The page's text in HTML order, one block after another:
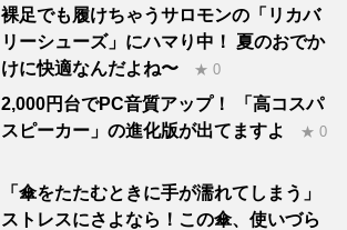
裸足でも履けちゃうサロモンの「リカバ
リーシューズ」にハマり中！ 夏のおでか
けに快適なんだよね〜
★ 0
2,000円台でPC音質アップ！ 「高コスパ
スピーカー」の進化版が出てますよ
★ 0
「傘をたたむときに手が濡れてしまう」
ストレスにさよなら！この傘、使いづら